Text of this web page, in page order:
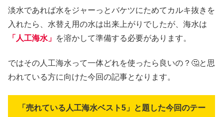
淡水であれば水をジャーっとバケツにためてカルキ抜きを
入れたら、水替え用の水は出来上がりでしたが、海水は
「人工海水」 を溶かして準備する必要があります。
ではその人工海水って一体どれを使ったら良いの？🤔と思
われている方に向けた今回の記事となります。
「売れている人工海水ベスト5」と題した今回のテー